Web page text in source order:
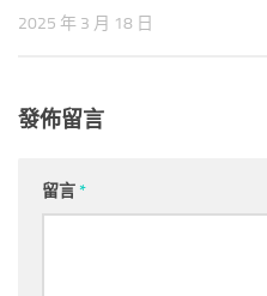
2025 年 3 月 18 日
發佈留言
留言*